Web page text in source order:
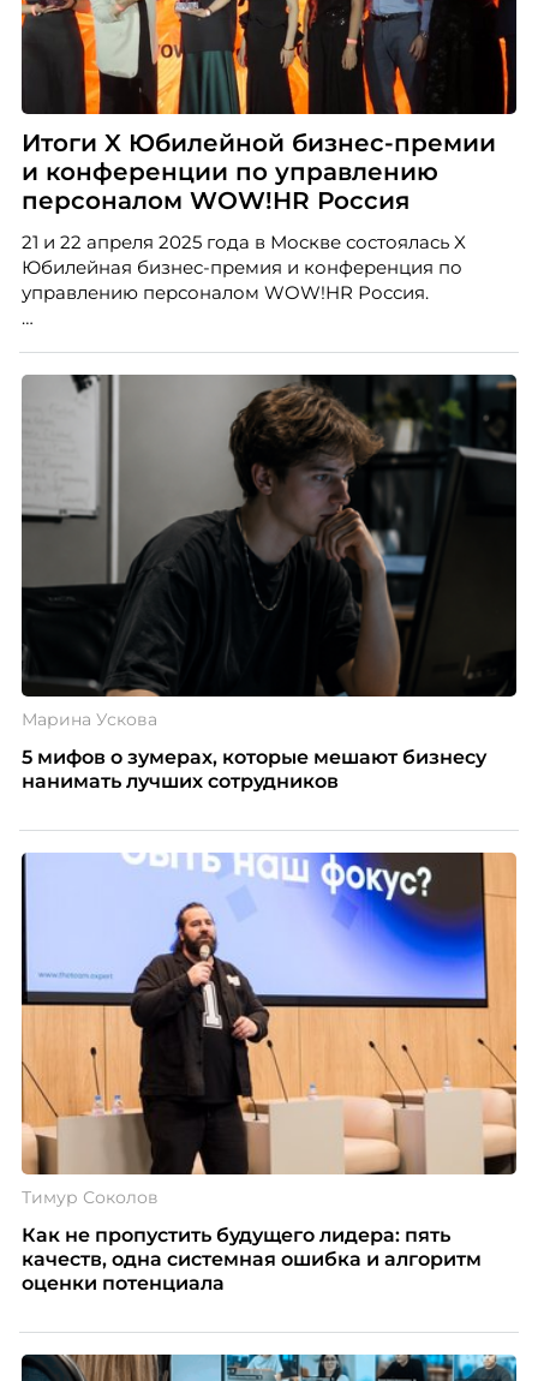
Итоги X Юбилейной бизнес-премии
и конференции по управлению
персоналом WOW!HR Россия
21 и 22 апреля 2025 года в Москве состоялась X
Юбилейная бизнес-премия и конференция по
управлению персоналом WOW!HR Россия.
номинантов и гостей мероприятия.
Марина Ускова
5 мифов о зумерах, которые мешают бизнесу
нанимать лучших сотрудников
Тимур Соколов
Как не пропустить будущего лидера: пять
качеств, одна системная ошибка и алгоритм
оценки потенциала